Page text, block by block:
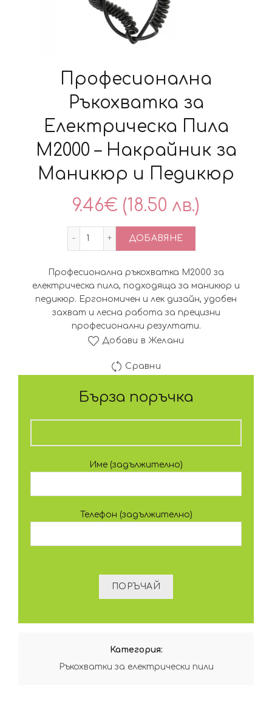
Професионална
Ръкохватка за
Електрическа Пила
M2000 – Накрайник за
Маникюр и Педикюр
9.46€ (18.50 лв.)
количество за Професионална
ДОБАВЯНЕ
Професионална ръкохватка M2000 за
електрическа пила, подходяща за маникюр и
педикюр. Ергономичен и лек дизайн, удобен
захват и лесна работа за прецизни
професионални резултати.
Добави в Желани
Сравни
Бърза поръчка
Име (задължително)
Телефон (задължително)
Категория:
Ръкохватки за електрически пили